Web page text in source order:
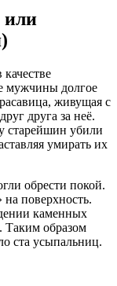
или
мужчины долгое
живущая с
друга за неё.
старейшин убили
умирать их
обрести покой.
на поверхность.
каменных
Таким образом
ста усыпальниц.